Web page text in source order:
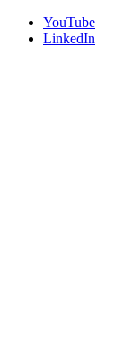
YouTube
LinkedIn